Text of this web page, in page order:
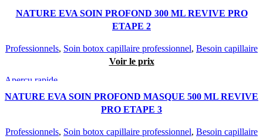
NATURE EVA SOIN PROFOND 300 ML REVIVE PRO
ETAPE 2
Professionnels, Soin botox capillaire professionnel, Besoin capillaire
Voir le prix
Aperçu rapide
NATURE EVA SOIN PROFOND MASQUE 500 ML REVIVE
PRO ETAPE 3
Professionnels, Soin botox capillaire professionnel, Besoin capillaire